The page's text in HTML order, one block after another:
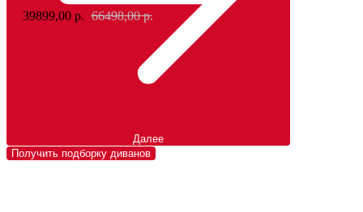
Далее
Получить подборку диванов
39899,00 р. 66498,00 р.